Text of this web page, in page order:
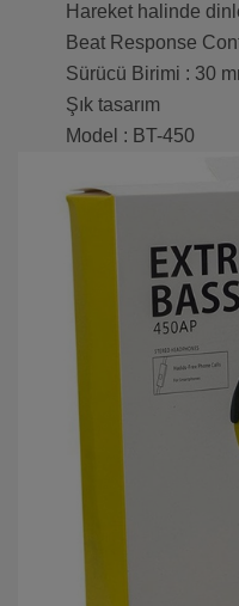
Hareket halinde
Beat Response
Sürücü Birimi : 30
Şık tasarım
Model : BT-450